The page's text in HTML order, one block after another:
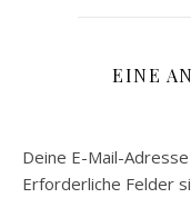
EINE
Deine E-Mail-
Erforderliche Felder